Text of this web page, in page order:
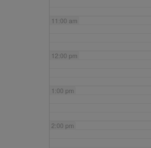
11:00 am
12:00 pm
1:00 pm
2:00 pm